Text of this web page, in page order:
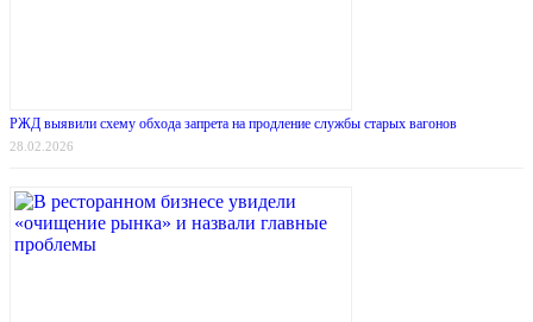
РЖД выявили схему обхода запрета на продление службы старых вагонов
28.02.2026